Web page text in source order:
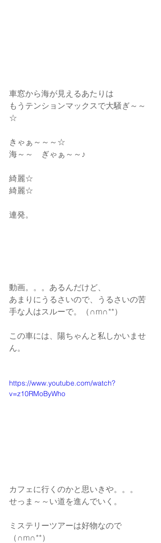
車窓から海が見えるあたりは
もうテンションマックスで大騒ぎ～～
☆
きゃぁ～～～☆
海～～　ぎゃぁ～～♪
綺麗☆
綺麗☆
連発。
動画。。。あるんだけど、
あまりにうるさいので、うるさいの苦
手な人はスルーで。（∩m∩**）
この車には、陽ちゃんと私しかいませ
ん。
https://www.youtube.com/watch?
v=z10RMoByWho
カフェに行くのかと思いきや。。。
せっま～～い道を進んでいく。
ミステリーツアーは好物なので
（∩m∩**）